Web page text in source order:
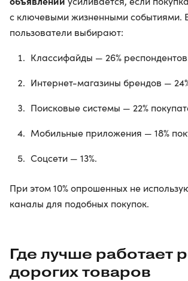
с ключевыми жизненными событиями.
пользователи выбирают:
Классифайды — 26%
Интернет-магазины брендов —
Поисковые системы — 22%
Мобильные приложения — 18%
Соцсети — 13%.
При этом 10% опрошенных не
каналы для подобных покупок.
Где лучше работает
дорогих товаров